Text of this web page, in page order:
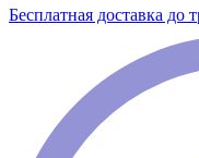
Бесплатная доставка до